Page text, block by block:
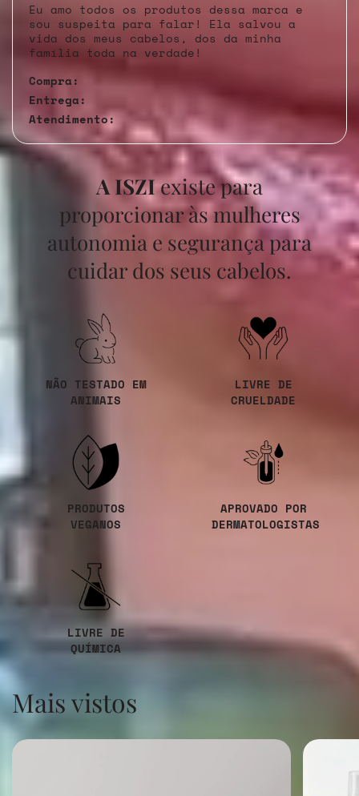
Eu amo todos os produtos dessa marca e
sou suspeita para falar! Ela salvou a
vida dos meus cabelos, dos da minha
família toda na verdade!
Compra:
Entrega:
Atendimento:
A ISZIexiste para
proporcionar às mulheres
autonomia e segurança para
cuidar dos seus cabelos.
NÃO TESTADO EM
ANIMAIS
LIVRE DE
CRUELDADE
PRODUTOS
VEGANOS
APROVADO POR
DERMATOLOGISTAS
LIVRE DE
QUÍMICA
Mais vistos